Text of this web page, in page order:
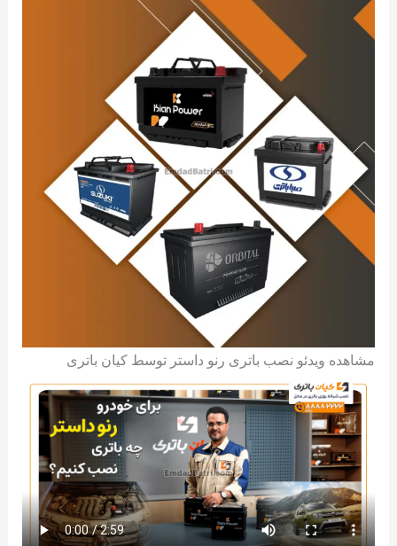
مشاهده ویدئو نصب باتری رنو داستر توسط کیان باتری